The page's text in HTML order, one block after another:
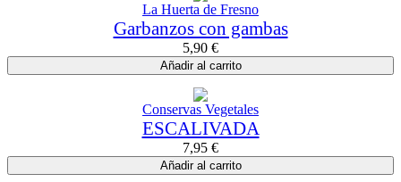
La Huerta de Fresno
Garbanzos con gambas
5,90 €
Añadir al carrito
Conservas Vegetales
ESCALIVADA
7,95 €
Añadir al carrito